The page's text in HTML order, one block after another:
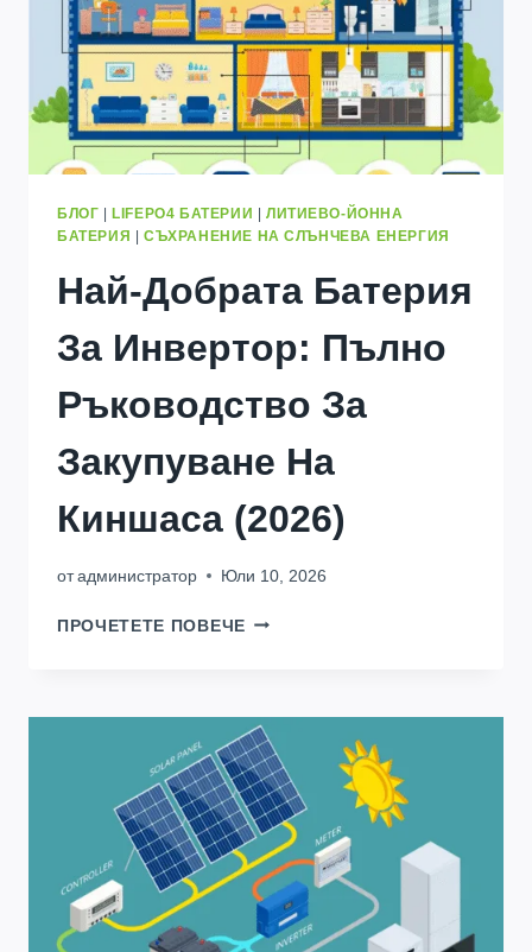
ИЗКЛЮЧВАНЕ
НА
ВСИЧКИ
ПРОДУКТИ
БЛОГ LIFEPO4 БАТЕРИИ
ЛИТИЕВО-ЙОННА
БАТЕРИЯ
СЪХРАНЕНИЕ НА СЛЪНЧЕВА ЕНЕРГИЯ
Най-Добрата Батерия
За Инвертор: Пълно
Ръководство За
Закупуване На
Киншаса (2026)
от администратор Юли 10, 2026
ПРОЧЕТЕТЕ ПОВЕЧЕНАЙ-
ИНВЕРТОР:
ПЪЛНО
РЪКОВОДСТВО
ЗА
ЗАКУПУВАНЕ
НА
КИНШАСА
(2026)